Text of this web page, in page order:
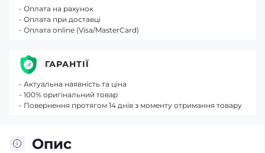
Опис
- Оплата на рахунок
- Оплата при доставці
- Оплата online (Visa/MasterCard)
ГАРАНТІЇ
- Актуальна наявність та ціна
- 100% оригінальний товар
- Повернення протягом 14 днів з моменту отримання товару